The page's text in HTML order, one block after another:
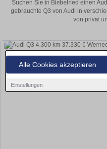
Alle Cookies akzeptieren
Einstellungen
Suchen Sie in Biebelried einen
gebrauchte Q3 von Audi in
von privat